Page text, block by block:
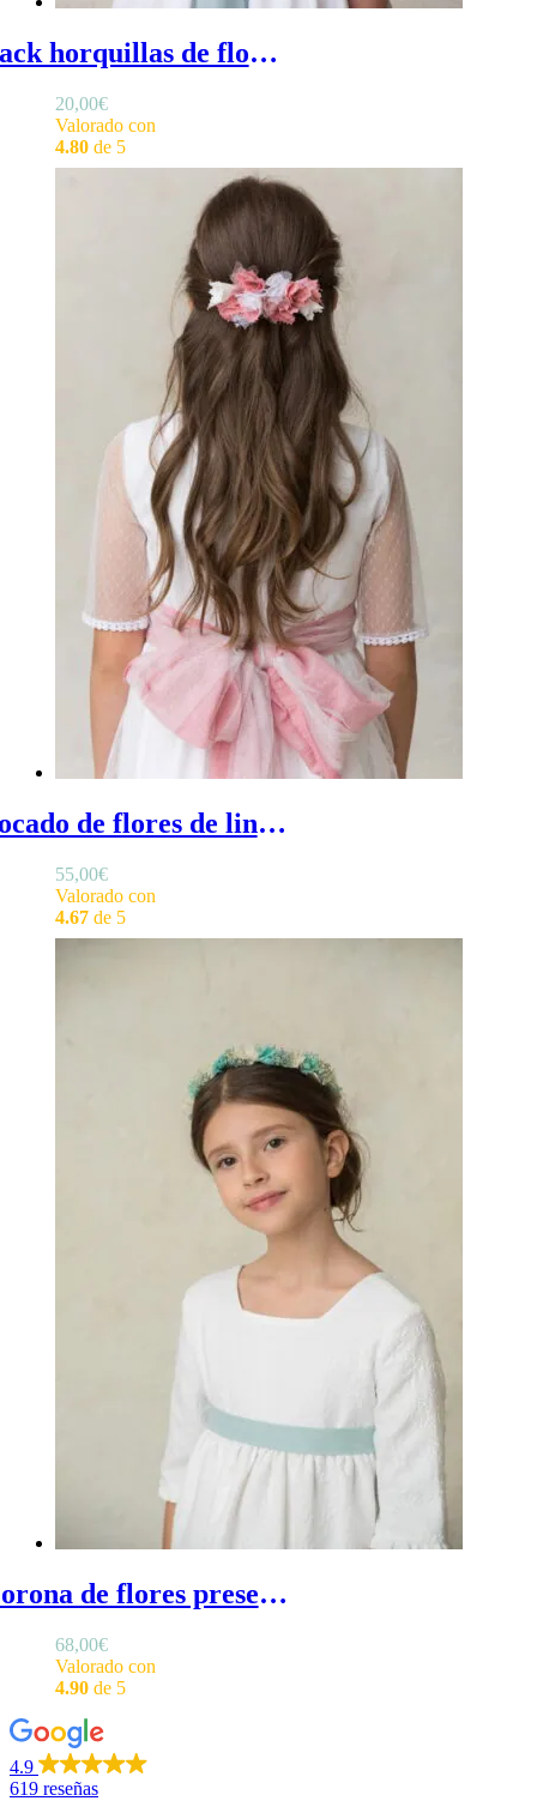
Pack horquillas de flores - Horquillas de pelo de ceremonia para niña
20,00€
Valorado con
4.80 de 5
Tocado de flores de lino rosa empolvado - Tocado de flores en lino de color y tul blanco
55,00€
Valorado con
4.67 de 5
Corona de flores preservadas para comunión - Corona comunión de flores preservadas
68,00€
Valorado con
4.90 de 5
4.9
619 reseñas